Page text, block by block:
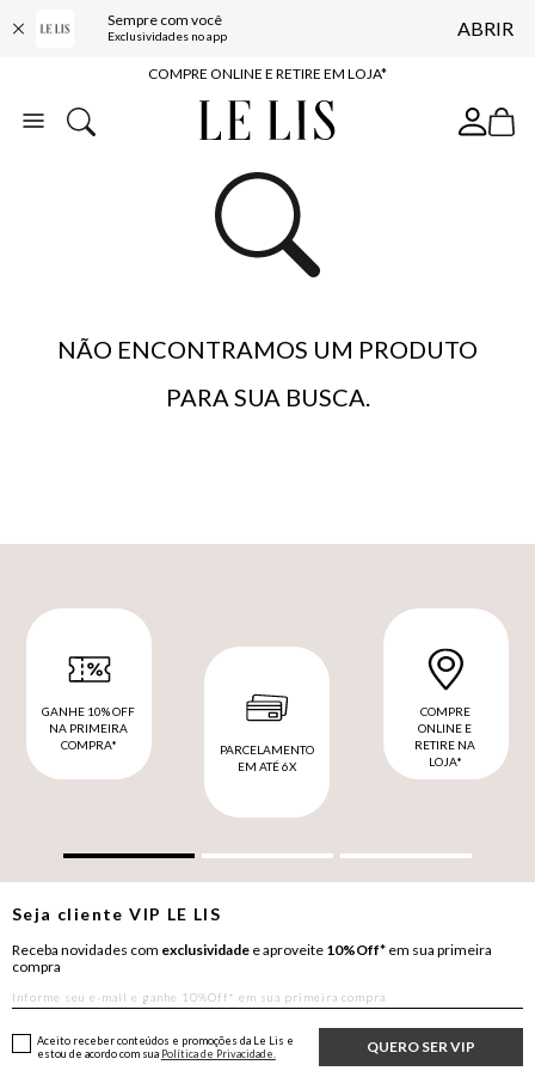
Sempre com você
Exclusividades no app ABRIR
10% OFF NA PRIMEIRA COMPRA*
COMPRE ONLINE E RETIRE EM LOJA*
ENTREGA EXPRESSA*
BAIXE O APP
10% OFF NA PRIMEIRA COMPRA*
NÃO ENCONTRAMOS UM PRODUTO
PARA SUA BUSCA.
GANHE 10% OFF
NA PRIMEIRA
COMPRA*
PARCELAMENTO
EM ATÉ 6X
COMPRE
ONLINE E
RETIRE NA
LOJA*
Seja clienteVIP LE LIS
Receba novidades com exclusividade e aproveite 10%Off* em sua primeira
compra
QUERO SER VIP
Aceito receber conteúdos e promoções da Le Lis e
estou de acordo com sua Política de Privacidade.